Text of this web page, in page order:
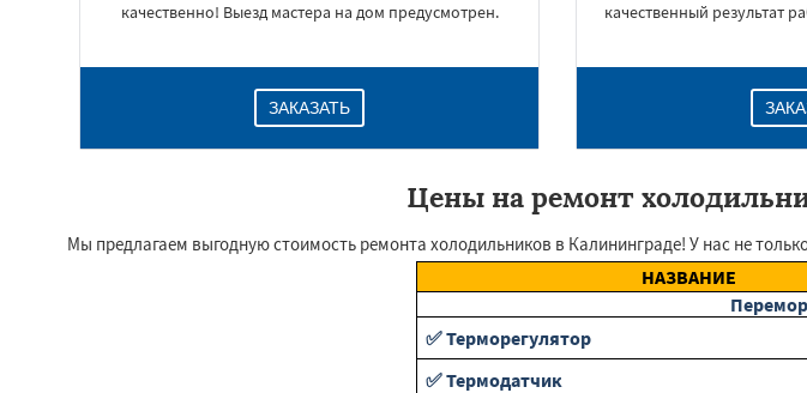
качественно! Выезд мастера на дом предусмотрен.
ЗАКАЗАТЬ
качественный результат
Цены на ремонт
Мы предлагаем выгодную стоимость ремонта холодильников в Калининграде! У нас не
НАЗВАНИЕ
✅ Терморегулятор
✅ Термодатчик